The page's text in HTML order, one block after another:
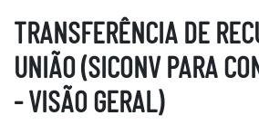
TRANSFERÊNCIA DE
UNIÃO (SICONV PARA
- VISÃO GERAL)